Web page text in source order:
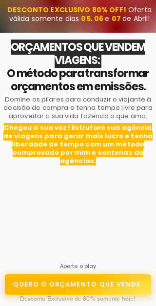
DESCONTO EXCLUSIVO 80% OFF! Oferta
válida somente dias 05, 06e 07de Abril!
ORÇAMENTOS QUE VENDEM
VIAGENS:
O método para transformar
orçamentos em emissões.
Domine os pilares para conduzir o viajante à
decisão de compra e tenha tempo livre para
aproveitar a sua vida fazendo o que ama.
Chegou a sua vez! Estruture sua agência
de viagens para gerar mais lucro e tenha
liberdade de tempo com um método
comprovado por mim e centenas de
agências.
Aperte o play
QUERO O ORÇAMENTO QUE VENDE
Desconto Exclusivo de 80% somente hoje!​